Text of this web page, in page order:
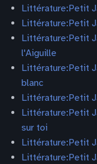
Littérature:Petit
Littérature:Petit
Littérature:Petit
l'Aiguille
Littérature:Petit
blanc
Littérature:Petit
Littérature:Petit
sur toi
Littérature:Petit
Littérature:Petit